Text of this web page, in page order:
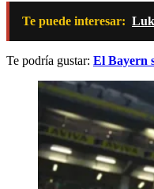
Te puede interesar:
Te podría gustar: El Bayern